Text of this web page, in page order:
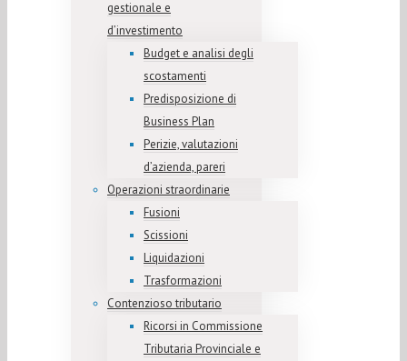
gestionale e
d’investimento
Budget e analisi degli
scostamenti
Predisposizione di
Business Plan
Perizie, valutazioni
d’azienda, pareri
Operazioni straordinarie
Fusioni
Scissioni
Liquidazioni
Trasformazioni
Contenzioso tributario
Ricorsi in Commissione
Tributaria Provinciale e